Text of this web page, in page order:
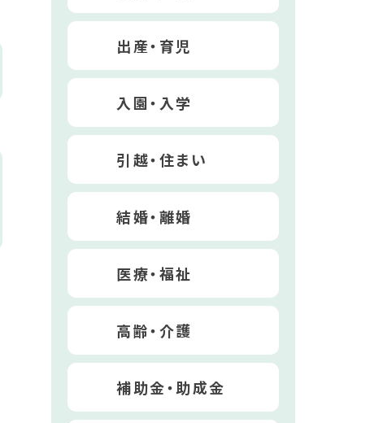
出産・育児
入園・入学
引越・住まい
結婚・離婚
医療・福祉
高齢・介護
補助金・助成金